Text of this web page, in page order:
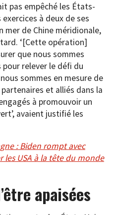
pas empêché les États-
à deux de ses
mer de Chine méridionale,
‘[Cette opération]
que nous sommes
relever le défi du
sommes en mesure de
et alliés dans la
à promouvoir un
avaient justifié les
: Biden rompt avec
les USA à la tête du monde
apaisées